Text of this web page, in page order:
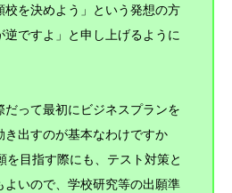
校を決めよう」という発想の方
逆ですよ」と申し上げるように
だって最初にビジネスプランを
き出すのが基本なわけですか
を目指す際にも、テスト対策と
よいので、学校研究等の出願準